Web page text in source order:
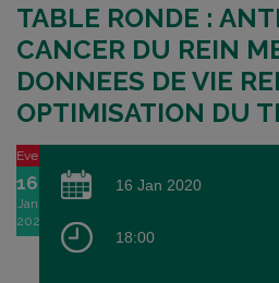
TABLE RONDE :
CANCER DU REIN
DONNEES DE VIE
OPTIMISATION DU
Event
16
Jan
2020
16 Jan 2020
18:00